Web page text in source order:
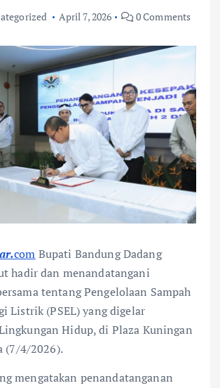
April 7, 2026 0 Comments
com Bupati Bandung Dadang
hadir dan menandatangani
tentang Pengelolaan Sampah
Listrik (PSEL) yang digelar
Hidup, di Plaza Kuningan
(7/4/2026).
mengatakan penandatanganan